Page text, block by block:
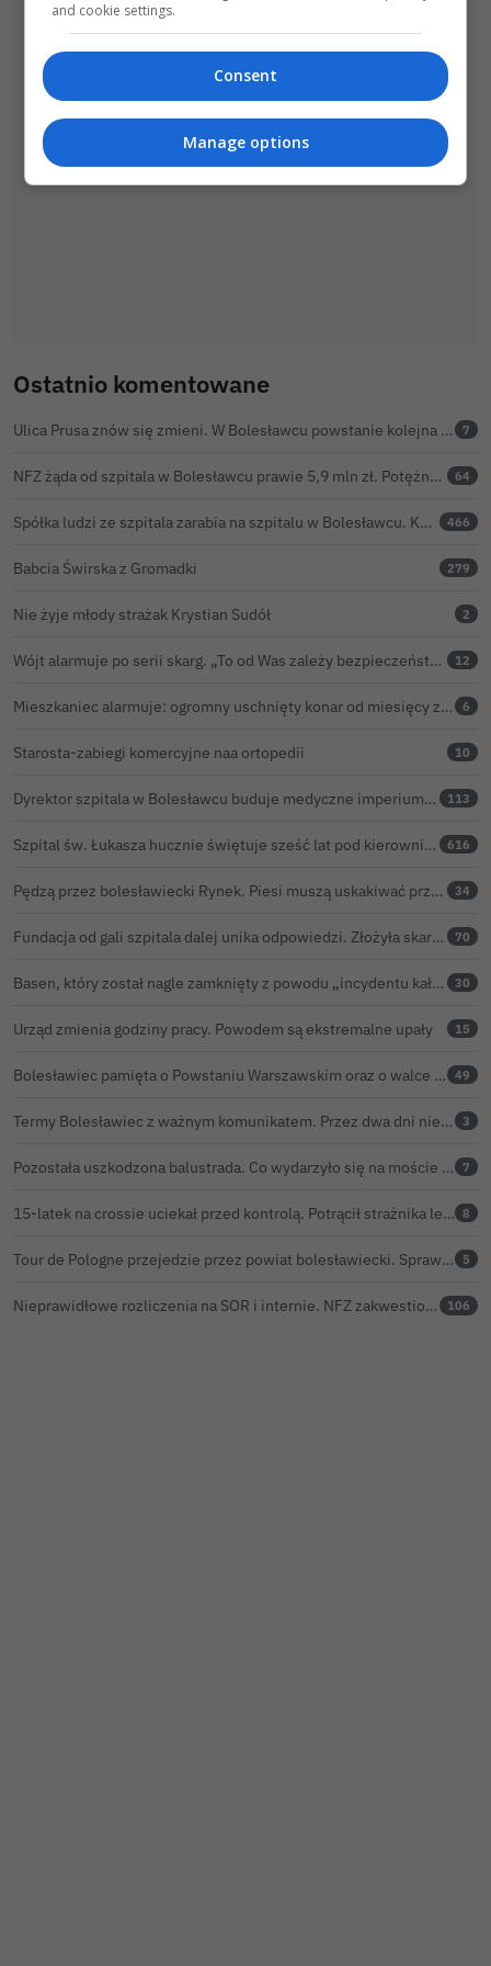
Ostatnio komentowane
Ulica Prusa znów się zmieni. W Bolesławcu powstanie kolejna ceramiczna mozaika 7
NFZ żąda od szpitala w Bolesławcu prawie 5,9 mln zł. Potężny cios po kontroli rozliczeń 64
Spółka ludzi ze szpitala zarabia na szpitalu w Bolesławcu. Kwoty pozostają tajne 466
Babcia Świrska z Gromadki 279
Nie żyje młody strażak Krystian Sudół 2
Wójt alarmuje po serii skarg. „To od Was zależy bezpieczeństwo Waszych dzieci” 12
Mieszkaniec alarmuje: ogromny uschnięty konar od miesięcy zagraża ludziom w Bolesławcu 6
Starosta-zabiegi komercyjne naa ortopedii 10
Dyrektor szpitala w Bolesławcu buduje medyczne imperium. „Gazeta Wyborcza” opisuje jego działalność w całej Polsce 113
Szpital św. Łukasza hucznie świętuje sześć lat pod kierownictwem Kamila Barczyka 616
Pędzą przez bolesławiecki Rynek. Piesi muszą uskakiwać przed hulajnogami i rowerami elektrycznymi 34
Fundacja od gali szpitala dalej unika odpowiedzi. Złożyła skargę kasacyjną do NSA 70
Basen, który został nagle zamknięty z powodu „incydentu kałowego”, ponownie otwarty 30
Urząd zmienia godziny pracy. Powodem są ekstremalne upały 15
Bolesławiec pamięta o Powstaniu Warszawskim oraz o walce powstańców z faszyzmem 49
Termy Bolesławiec z ważnym komunikatem. Przez dwa dni nie będzie ciepłej wody pod prysznicami 3
Pozostała uszkodzona balustrada. Co wydarzyło się na moście w Bolesławcu? 7
15-latek na crossie uciekał przed kontrolą. Potrącił strażnika leśnego, rozbił się o samochód 8
Tour de Pologne przejedzie przez powiat bolesławiecki. Sprawdź, o której peleton będzie w Twojej miejscowości 5
Nieprawidłowe rozliczenia na SOR i internie. NFZ zakwestionował w bolesławieckim szpitalu prawie 116 tys. zł 106
and cookie settings.
Consent
Manage options